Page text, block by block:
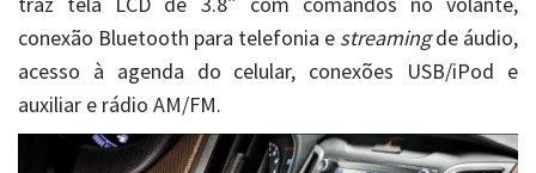
conexão Bluetooth para telefonia e streamingde áudio,
acesso à agenda do celular, conexões USB/iPod e
auxiliar e rádio AM/FM.